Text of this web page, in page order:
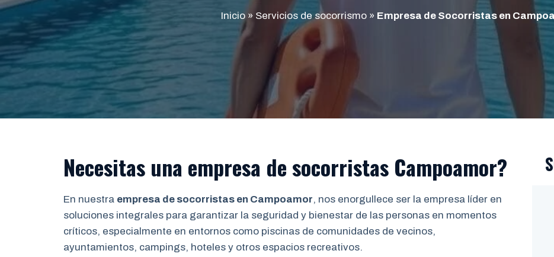
Inicio » Servicios de socorrismo » Empresa de Socorristas en
Necesitas una empresa de socorristas Campoamor?
En nuestra empresa de socorristas en Campoamor, nos enorgullece ser la empresa líder en
soluciones integrales para garantizar la seguridad y bienestar de las personas en momentos
críticos, especialmente en entornos como piscinas de comunidades de vecinos,
ayuntamientos, campings, hoteles y otros espacios recreativos.